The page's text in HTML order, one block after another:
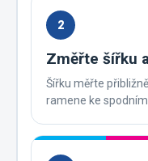
2
Změřte šířku
Šířku měřte
ramene ke